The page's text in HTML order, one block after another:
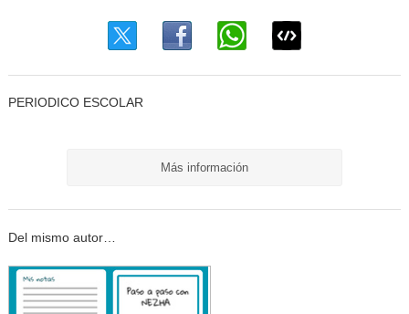
PERIODICO ESCOLAR
Más información
Del mismo autor…